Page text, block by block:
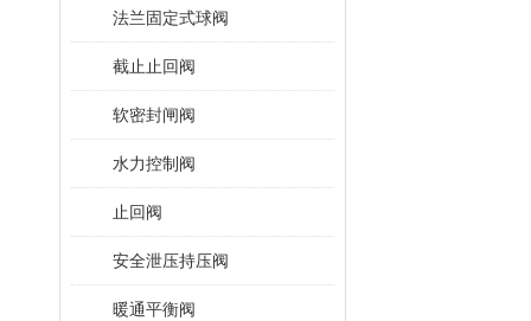
法兰固定式球阀
截止止回阀
软密封闸阀
水力控制阀
止回阀
安全泄压持压阀
暖通平衡阀